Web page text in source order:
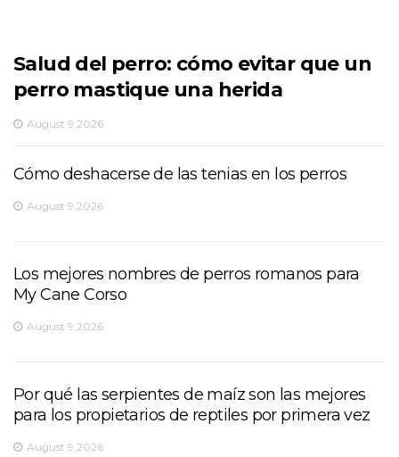
Salud del perro: cómo evitar que un
perro mastique una herida
August 9,2026
Cómo deshacerse de las tenias en los perros
August 9,2026
Los mejores nombres de perros romanos para
My Cane Corso
August 9,2026
Por qué las serpientes de maíz son las mejores
para los propietarios de reptiles por primera vez
August 9,2026